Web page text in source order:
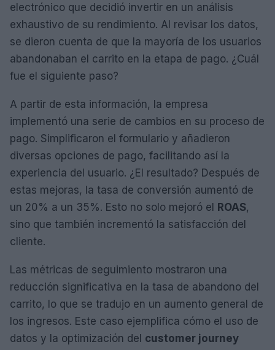
electrónico que decidió invertir en un análisis
exhaustivo de su rendimiento. Al revisar los datos,
se dieron cuenta de que la mayoría de los usuarios
abandonaban el carrito en la etapa de pago. ¿Cuál
fue el siguiente paso?
A partir de esta información, la empresa
implementó una serie de cambios en su proceso de
pago. Simplificaron el formulario y añadieron
diversas opciones de pago, facilitando así la
experiencia del usuario. ¿El resultado? Después de
estas mejoras, la tasa de conversión aumentó de
un 20% a un 35%. Esto no solo mejoró el ROAS,
sino que también incrementó la satisfacción del
cliente.
Las métricas de seguimiento mostraron una
reducción significativa en la tasa de abandono del
carrito, lo que se tradujo en un aumento general de
los ingresos. Este caso ejemplifica cómo el uso de
datos y la optimización del customer journey